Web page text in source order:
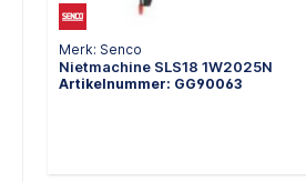
Merk: Senco
Nietmachine SLS18 1W2025N
Artikelnummer: GG90063